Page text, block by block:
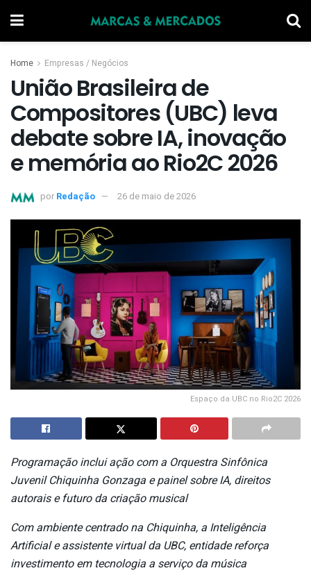
Home Empresas / Negócios
União Brasileira de
Compositores (UBC) leva
debate sobre IA, inovação
e memória ao Rio2C 2026
por Redação 26 de maio de 2026
Espaço da UBC no Rio2C 2026
Programação inclui ação com a Orquestra Sinfônica
Juvenil Chiquinha Gonzaga e painel sobre IA, direitos
autorais e futuro da criação musical
Com ambiente centrado na Chiquinha, a Inteligência
Artificial e assistente virtual da UBC, entidade reforça
investimento em tecnologia a serviço da música